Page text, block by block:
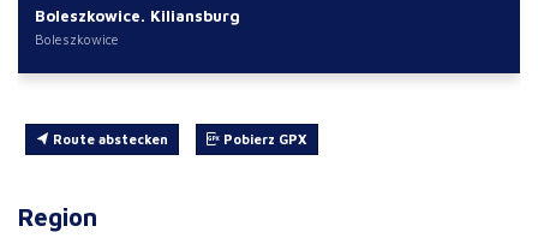
Boleszkowice. Kiliansburg
Boleszkowice
Route abstecken Pobierz GPX
Region